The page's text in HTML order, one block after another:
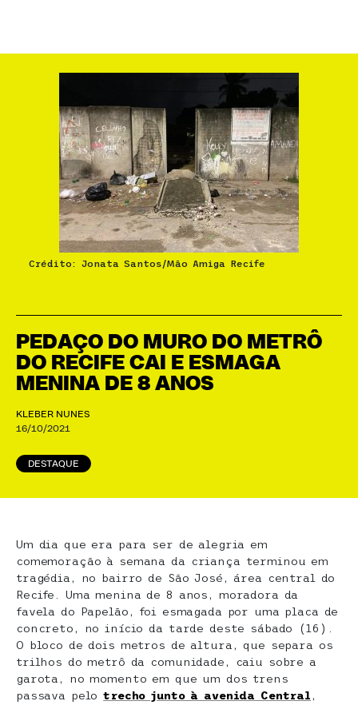
PEDAÇO DO MURO DO METRÔ
DO RECIFE CAI E ESMAGA
MENINA DE 8 ANOS
KLEBER NUNES
16/10/2021
DESTAQUE
Crédito: Jonata Santos/Mão Amiga Recife
Um dia que era para ser de alegria em
comemoração à semana da criança terminou em
tragédia, no bairro de São José, área central do
Recife. Uma menina de 8 anos, moradora da
favela do Papelão, foi esmagada por uma placa de
concreto, no início da tarde deste sábado (16).
O bloco de dois metros de altura, que separa os
trilhos do metrô da comunidade, caiu sobre a
garota, no momento em que um dos trens
passava pelotrecho junto à avenida Central ,